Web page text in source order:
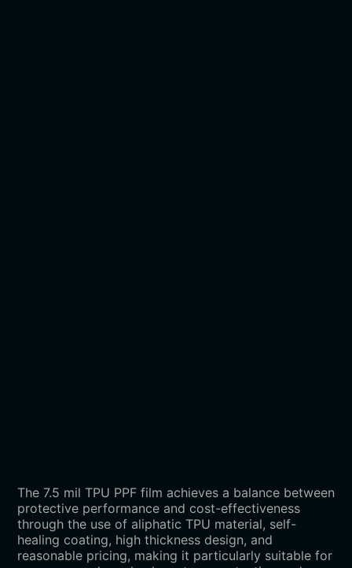
The 7.5 mil TPU PPF film achieves a balance between
protective performance and cost-effectiveness
through the use of aliphatic TPU material, self-
healing coating, high thickness design, and
reasonable pricing, making it particularly suitable for